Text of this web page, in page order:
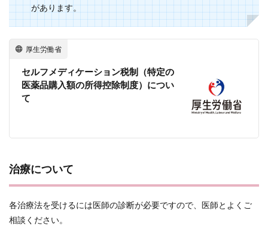
があります。
厚生労働省
セルフメディケーション税制（特定の
医薬品購入額の所得控除制度）につい
て
治療について
各治療法を受けるには医師の診断が必要ですので、医師とよくご
相談ください。